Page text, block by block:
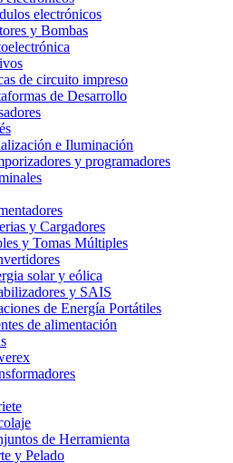
electrónicos
y Bombas
de circuito impreso
de Desarrollo
e Iluminación
y programadores
y Cargadores
y Tomas Múltiples
solar y eólica
y SAIS
de Energía Portátiles
de alimentación
de Herramienta
y Pelado